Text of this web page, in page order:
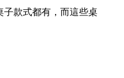
款式都有，而這些桌